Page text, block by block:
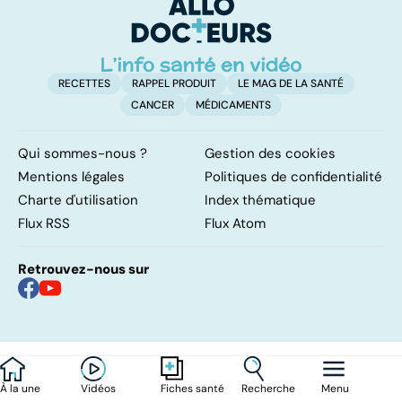
À la une Vidéos Fiches santé Recherche Menu
hyperactivité
touché
RECETTES RAPPEL PRODUIT
LE MAG DE LA SANTÉ
CANCER
MÉDICAMENTS
Qui sommes-nous ?
Gestion des cookies
Mentions légales
Politiques de confidentialité
Charte d'utilisation
Index thématique
Flux RSS
Flux Atom
Retrouvez-nous sur